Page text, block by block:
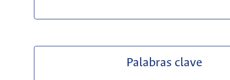
Palabras clave